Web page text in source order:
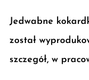
Jedwabne
został
szczegół, w